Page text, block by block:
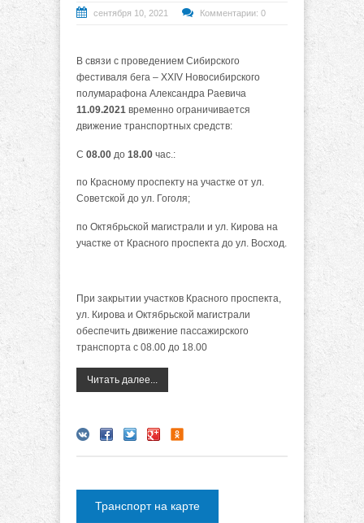
сентября 10, 2021 Комментарии: 0
В связи с проведением Сибирского
фестиваля бега – XXIV Новосибирского
полумарафона Александра Раевича
11.09.2021 временно ограничивается
движение транспортных средств:
С 08.00 до 18.00 час.:
по Красному проспекту на участке от ул.
Советской до ул. Гоголя;
по Октябрьской магистрали и ул. Кирова на
участке от Красного проспекта до ул. Восход.
При закрытии участков Красного проспекта,
ул. Кирова и Октябрьской магистрали
обеспечить движение пассажирского
транспорта с 08.00 до 18.00
Читать далее...
Транспорт на карте